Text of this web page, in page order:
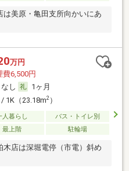
は美原・亀田支所向かいにあ
万円
費6,500円
なし
1ヶ月
/ 1K（23.18m2）
人暮らし
バス・トイレ別
最上階 駐輪場
木店は深堀電停（市電）斜め